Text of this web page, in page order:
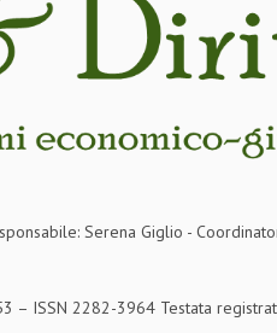
Serena Giglio -
– ISSN 2282-3964 Testata